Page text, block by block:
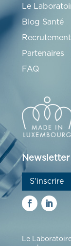
Le
Blog Santé
Recrutement
Partenaires
FAQ
Newsletter
S'inscrire
Le